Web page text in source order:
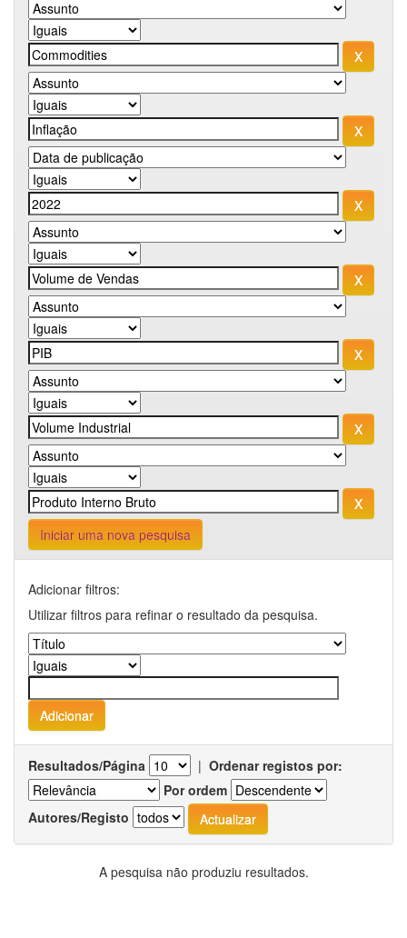
Iniciar uma nova pesquisa
Adicionar filtros:
Utilizar filtros para refinar o resultado da pesquisa.
Resultados/Página | Ordenar registos por:
Por ordem
Autores/Registo
A pesquisa não produziu resultados.